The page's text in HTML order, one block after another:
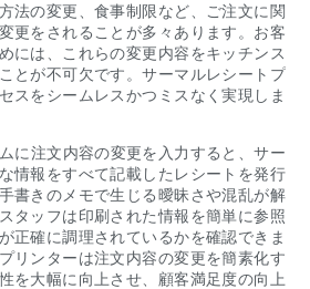
法の変更、食事制限など、ご注文に関
更をされることが多々あります。お客
には、これらの変更内容をキッチンス
とが不可欠です。サーマルレシートプ
スをシームレスかつミスなく実現しま
に注文内容の変更を入力すると、サー
情報をすべて記載したレシートを発行
書きのメモで生じる曖昧さや混乱が解
タッフは印刷された情報を簡単に参照
正確に調理されているかを確認できま
リンターは注文内容の変更を簡素化す
を大幅に向上させ、顧客満足度の向上